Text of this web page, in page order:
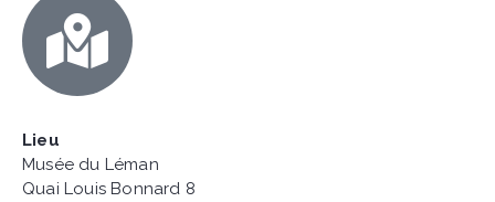
Lieu
Musée du Léman
Quai Louis Bonnard 8